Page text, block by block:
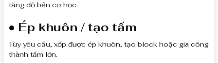
tăng độ bền cơ học.
• Ép khuôn / tạo tấm
Tùy yêu cầu, xốp được ép khuôn, tạo block hoặc gia công
thành tấm lớn.